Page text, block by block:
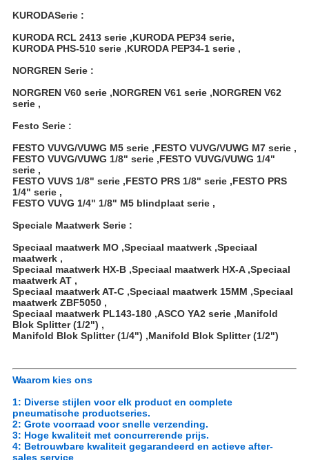
KURODASerie :
KURODA RCL 2413 serie ,KURODA PEP34 serie,
KURODA PHS-510 serie ,KURODA PEP34-1 serie ,
NORGREN Serie :
NORGREN V60 serie ,NORGREN V61 serie ,NORGREN V62
serie ,
Festo Serie :
FESTO VUVG/VUWG M5 serie ,FESTO VUVG/VUWG M7 serie ,
FESTO VUVG/VUWG 1/8" serie ,FESTO VUVG/VUWG 1/4"
serie ,
FESTO VUVS 1/8" serie ,FESTO PRS 1/8" serie ,FESTO PRS
1/4" serie ,
FESTO VUVG 1/4" 1/8" M5 blindplaat serie ,
Speciale Maatwerk Serie :
Speciaal maatwerk MO ,Speciaal maatwerk ,Speciaal
maatwerk ,
Speciaal maatwerk HX-B ,Speciaal maatwerk HX-A ,Speciaal
maatwerk AT ,
Speciaal maatwerk AT-C ,Speciaal maatwerk 15MM ,Speciaal
maatwerk ZBF5050 ,
Speciaal maatwerk PL143-180 ,ASCO YA2 serie ,Manifold
Blok Splitter (1/2") ,
Manifold Blok Splitter (1/4") ,Manifold Blok Splitter (1/2")
Waarom kies ons
1: Diverse stijlen voor elk product en complete
pneumatische productseries.
2: Grote voorraad voor snelle verzending.
3: Hoge kwaliteit met concurrerende prijs.
4: Betrouwbare kwaliteit gegarandeerd en actieve after-
sales service